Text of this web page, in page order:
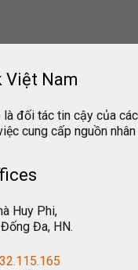
Việt Nam
là đối tác tin cậy của
cung cấp nguồn
Huy Phi,
Đa, HN.